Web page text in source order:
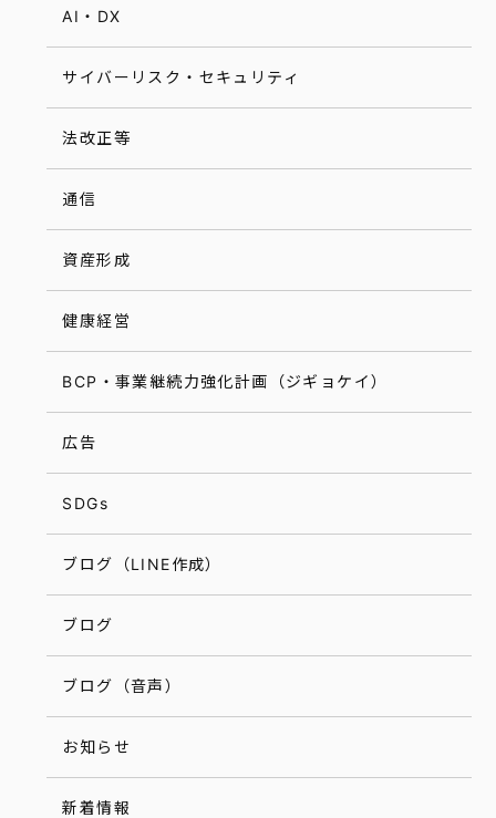
AI・DX
サイバーリスク・セキュリティ
法改正等
通信
資産形成
健康経営
BCP・事業継続力強化計画（ジギョケイ）
広告
SDGs
ブログ（LINE作成）
ブログ
ブログ（音声）
お知らせ
新着情報